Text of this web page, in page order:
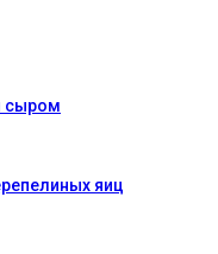
сыром
яиц